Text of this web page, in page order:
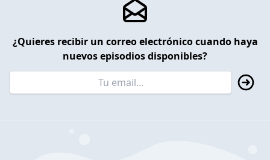
¿Quieres recibir un correo electrónico cuando haya
nuevos episodios disponibles?